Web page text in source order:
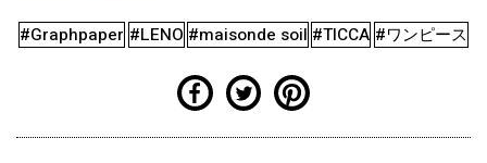
#Graphpaper #LENO #maisonde soil #TICCA #ワンピース